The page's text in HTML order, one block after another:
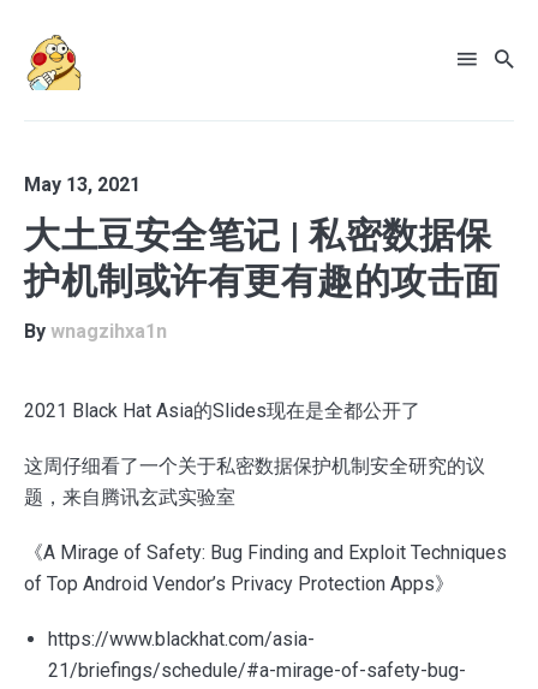
May 13, 2021
大土豆安全笔记 | 私密数据保
护机制或许有更有趣的攻击面
By wnagzihxa1n
2021 Black Hat Asia的Slides现在是全都公开了
这周仔细看了一个关于私密数据保护机制安全研究的议
题，来自腾讯玄武实验室
《A Mirage of Safety: Bug Finding and Exploit Techniques
of Top Android Vendor’s Privacy Protection Apps》
https://www.blackhat.com/asia-
21/briefings/schedule/#a-mirage-of-safety-bug-
Search
Blog